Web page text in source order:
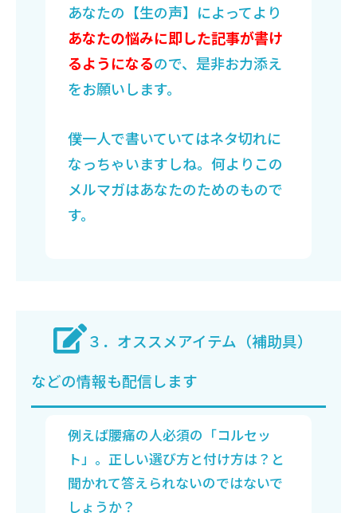
あなたの【生の声】によってより
あなたの悩みに即した記事が書け
るようになるので、是非お力添え
をお願いします。
僕一人で書いていてはネタ切れに
なっちゃいますしね。何よりこの
メルマガはあなたのためのもので
す。
３．オススメアイテム（補助具）
などの情報も配信します
例えば腰痛の人必須の「コルセッ
ト」。正しい選び方と付け方は？と
聞かれて答えられないのではないで
しょうか？